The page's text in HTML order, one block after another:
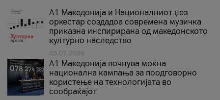
А1 Македонија и Националниот џез
оркестар создадоа современа музичка
приказна инспирирана од македонското
културно наследство
03.07.2026
A1 Македонија почнува моќна
национална кампања за поодговорно
користење на технологијата во
сообраќајот